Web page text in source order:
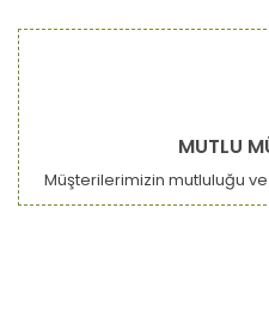
MUTLU
Müşterilerimizin mutluluğu